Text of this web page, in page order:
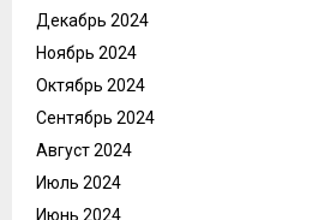
Декабрь 2024
Ноябрь 2024
Октябрь 2024
Сентябрь 2024
Август 2024
Июль 2024
Июнь 2024